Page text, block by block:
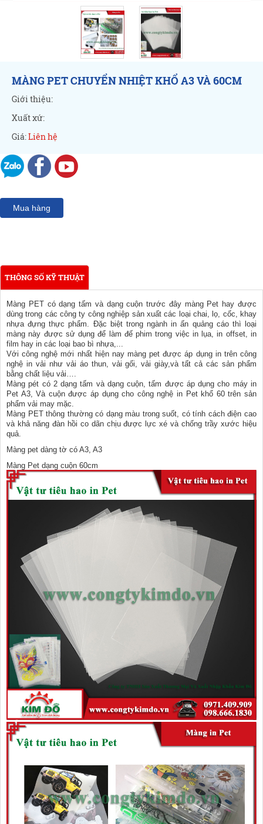
MÀNG PET CHUYỂN NHIỆT KHỔ A3 VÀ 60CM
Giới thiệu:
Xuất xứ:
Giá:Liên hệ
Mua hàng
THÔNG SỐ KỸ THUẬT
Màng PET có dạng tấm và dạng cuộn trước đây màng Pet hay được
dùng trong các công ty công nghiệp sản xuất các loại chai, lọ, cốc, khay
nhựa đựng thực phẩm. Đặc biệt trong ngành in ấn quảng cáo thì loại
màng này được sử dụng để làm đế phim trong việc in lụa, in offset, in
film hay in các loại bao bì nhựa,...
Với công nghệ mới nhất hiện nay màng pet được áp dụng in trên công
nghệ in vải như vải áo thun, vải gối, vải giày,và tất cả các sản phẩm
bằng chất liệu vải….
Màng pét có 2 dạng tấm và dạng cuộn, tấm được áp dụng cho máy in
Pet A3, Và cuộn được áp dụng cho công nghệ in Pet khổ 60 trên sản
phẩm vải may mặc.
Màng PET thông thường có dạng màu trong suốt, có tính cách điện cao
và khả năng đàn hồi co dãn chịu được lực xé và chống trầy xước hiệu
quả.
Màng pet dàng tờ có A3, A3
Màng Pet dạng cuộn 60cm